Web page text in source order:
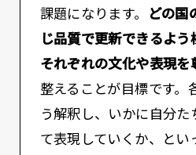
課題になります。
どの国
じ品質で更新できるよう
それぞれの文化や表現を
整えることが目標です。
う解釈し、いかに自分
て表現していくか、とい